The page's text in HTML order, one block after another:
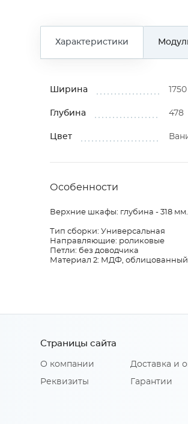
Характеристики
Ширина 1750
Глубина 478
Цвет
Особенности
Верхние шкафы: глубина - 318
Тип сборки: Универсальная
Направляющие: роликовые
Петли: без доводчика
Материал 2: МДФ,
Страницы сайта
О компании
Реквизиты
Доставка и
Гарантии